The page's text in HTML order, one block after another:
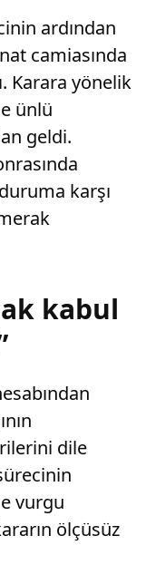
ardından
camiasında
Karara yönelik
ünlü
geldi.
karşı
kabul
dile
vurgu
ölçüsüz